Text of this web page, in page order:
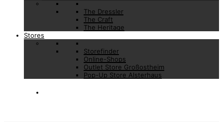
The Dressler
The Craft
The Heritage
Stores
Storefinder
Online-Shops
Outlet Store Großostheim
Pop-Up Store Alsterhaus